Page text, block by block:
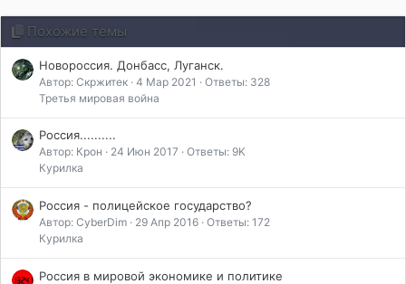
Похожие темы
Новороссия. Донбасс, Луганск.
Автор: Скржитек 4 Мар 2021
Ответы: 328
Третья мировая война
Россия..........
Автор: Крон 24 Июн 2017
Ответы: 9K
Курилка
Россия - полицейское государство?
Автор: CyberDim 29 Апр 2016 Ответы: 172
Курилка
Россия в мировой экономике и политике